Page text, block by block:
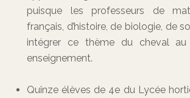
puisque les professeurs de
français, d’histoire, de biologie, de
intégrer ce thème du cheval
enseignement.
Quinze élèves de 4e du Lycée